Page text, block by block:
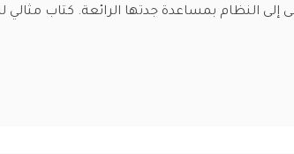
النظام بمساعدة جدتها الرائعة. كتاب مثالي